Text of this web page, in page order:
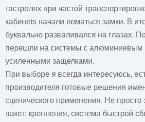
гастролях при частой
кабинets начали ломаться замки. В
буквально разваливался на глазах.
перешли на системы с алюминиевым
усиленными защелками.
При выборе я всегда интересуюсь,
производителя готовые решения
сценического применения. Не просто
пакет: крепления, система быстрой